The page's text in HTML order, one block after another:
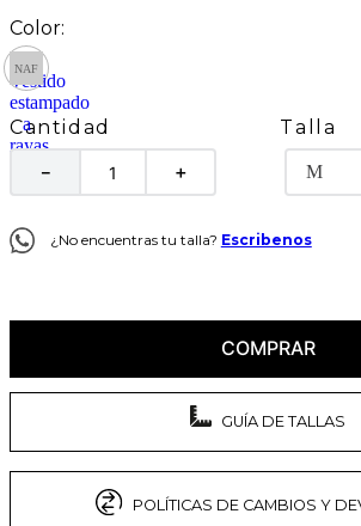
Cantidad
＋
－
Talla
M
¿No encuentras tu talla? Escribenos
COMPRAR
GUÍA DE TALLAS
POLÍTICAS DE CAMBIOS Y